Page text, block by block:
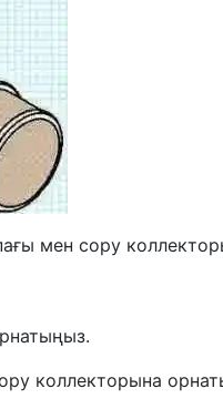
мен сору
коллекторына